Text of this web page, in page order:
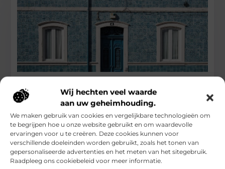
Wij hechten veel waarde
aan uw geheimhouding.
We maken gebruik van cookies en vergelijkbare technologieën om
te begrijpen hoe u onze website gebruikt en om waardevolle
ervaringen voor u te creëren. Deze cookies kunnen voor
verschillende doeleinden worden gebruikt, zoals het tonen van
gepersonaliseerde advertenties en het meten van het sitegebruik.
Raadpleeg ons cookiebeleid voor meer informatie.
slotproblemen
Een sleutel die afbreekt, een deur die niet meer open wil of
een verloren sleutelbos: dit zijn situaties die iedereen
...
Bedrijven